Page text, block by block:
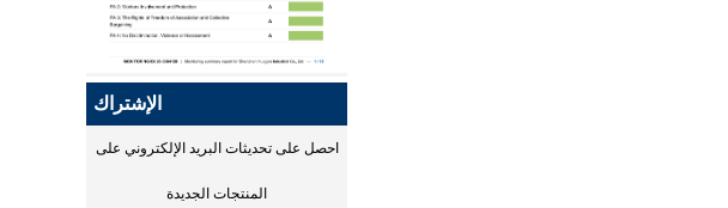
Qi2 هو نسخة مطورة من Qi
ومعيار شحن لاسلكي محسّن جديد
Apple. قامت Huagon بتسليم
بدأت في التصديق. ستصدر شهادة
مصادقة MPP في منتصف شهر
الإشتراك
احصل على تحديثات البريد الإلكتروني على
المنتجات الجديدة